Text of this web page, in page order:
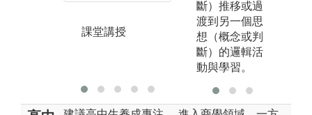
課堂講授
競賽
斷）推移或過
渡到另一個思
想（概念或判
斷）的邏輯活
動與學習。